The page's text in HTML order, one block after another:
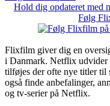
Hold dig opdateret med
Følg
Flixfilm giver dig en
i Danmark. Netflix udvider
tilføjes der ofte nye titler til
også finde anbefalinger,
og tv-serier på Netflix.